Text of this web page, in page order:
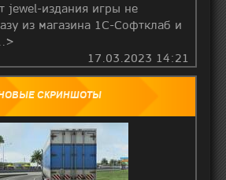
jewel-издания игры не
из магазина 1С-Софтклаб и
17.03.2023 14:21
СКРИНШОТЫ